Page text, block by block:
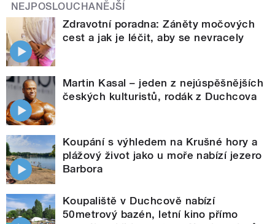
NEJPOSLOUCHANĚJŠÍ
Zdravotní poradna: Záněty močových
cest a jak je léčit, aby se nevracely
Martin Kasal – jeden z nejúspěšnějších
českých kulturistů, rodák z Duchcova
Koupání s výhledem na Krušné hory a
plážový život jako u moře nabízí jezero
Barbora
Koupaliště v Duchcově nabízí
50metrový bazén, letní kino přímo